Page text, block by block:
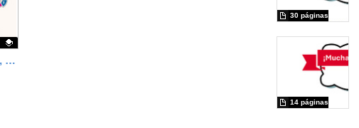
I Encuentro Familia-Escuela, salud mental y bienestar emocional
30 páginas
14 páginas